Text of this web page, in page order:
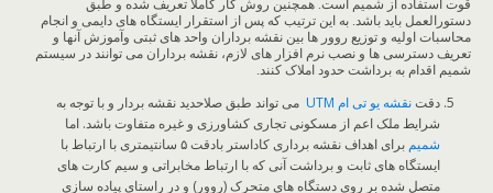
قوت استفاده از شمیم است. همچنین روش کار کاملا تعریف شده و طبق
دستورالعمل باید باشد. به این ترتیب که پس از استقرار ایستگاه های دایمی و انجام
محاسبات اولیه و توزیع روور ها بین نقشه برداران واحد های ثبتی وآموزش آنها و
تعریف دسترسی ها و نصب نرم افزار های لازم، نقشه برداران می توانند در سیستم
شمیم اقدام به برداشت حدود املاک کنند.
دقتنقشه یو تی ام UTM
می تواند طبق صلاحدید نقشه بردار و با توجه به
شرایط ملک اعم از مسکونی تجاری کشاورزی و غیره متفاوت باشد. اما
شمیم
برای اهداف نقشه برداری کاداستر بادقت ۵ سانتیمتری با ارتباط با
ایستگاه های ثابت و برداشت آنی که با ارتباط مخابراتی و سیم کارت های
متصل شده بر روی دستگاه های متحرک (روور) و در راستای پیاده سازی